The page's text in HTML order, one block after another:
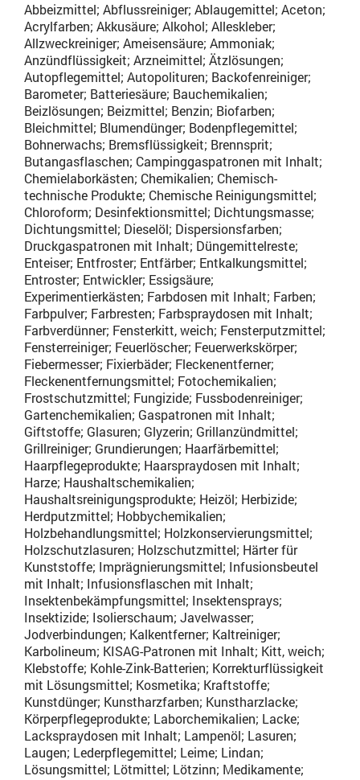
Abbeizmittel; Abflussreiniger; Ablaugemittel; Aceton;
Acrylfarben; Akkusäure; Alkohol; Alleskleber;
Allzweckreiniger; Ameisensäure; Ammoniak;
Anzündflüssigkeit; Arzneimittel; Ätzlösungen;
Autopflegemittel; Autopolituren; Backofenreiniger;
Barometer; Batteriesäure; Bauchemikalien;
Beizlösungen; Beizmittel; Benzin; Biofarben;
Bleichmittel; Blumendünger; Bodenpflegemittel;
Bohnerwachs; Bremsflüssigkeit; Brennsprit;
Butangasflaschen; Campinggaspatronen mit Inhalt;
Chemielaborkästen; Chemikalien; Chemisch-
technische Produkte; Chemische Reinigungsmittel;
Chloroform; Desinfektionsmittel; Dichtungsmasse;
Dichtungsmittel; Dieselöl; Dispersionsfarben;
Druckgaspatronen mit Inhalt; Düngemittelreste;
Enteiser; Entfroster; Entfärber; Entkalkungsmittel;
Entroster; Entwickler; Essigsäure;
Experimentierkästen; Farbdosen mit Inhalt; Farben;
Farbpulver; Farbresten; Farbspraydosen mit Inhalt;
Farbverdünner; Fensterkitt, weich; Fensterputzmittel;
Fensterreiniger; Feuerlöscher; Feuerwerkskörper;
Fiebermesser; Fixierbäder; Fleckenentferner;
Fleckenentfernungsmittel; Fotochemikalien;
Frostschutzmittel; Fungizide; Fussbodenreiniger;
Gartenchemikalien; Gaspatronen mit Inhalt;
Giftstoffe; Glasuren; Glyzerin; Grillanzündmittel;
Grillreiniger; Grundierungen; Haarfärbemittel;
Haarpflegeprodukte; Haarspraydosen mit Inhalt;
Harze; Haushaltschemikalien;
Haushaltsreinigungsprodukte; Heizöl; Herbizide;
Herdputzmittel; Hobbychemikalien;
Holzbehandlungsmittel; Holzkonservierungsmittel;
Holzschutzlasuren; Holzschutzmittel; Härter für
Kunststoffe; Imprägnierungsmittel; Infusionsbeutel
mit Inhalt; Infusionsflaschen mit Inhalt;
Insektenbekämpfungsmittel; Insektensprays;
Insektizide; Isolierschaum; Javelwasser;
Jodverbindungen; Kalkentferner; Kaltreiniger;
Karbolineum; KISAG-Patronen mit Inhalt; Kitt, weich;
Klebstoffe; Kohle-Zink-Batterien; Korrekturflüssigkeit
mit Lösungsmittel; Kosmetika; Kraftstoffe;
Kunstdünger; Kunstharzfarben; Kunstharzlacke;
Körperpflegeprodukte; Laborchemikalien; Lacke;
Lackspraydosen mit Inhalt; Lampenöl; Lasuren;
Laugen; Lederpflegemittel; Leime; Lindan;
Lösungsmittel; Lötmittel; Lötzinn; Medikamente;